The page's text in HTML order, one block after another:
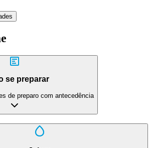
se preparar
de preparo com antecedência